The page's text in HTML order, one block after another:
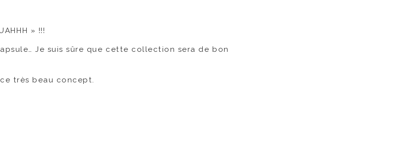
» !!!
Je suis sûre que cette collection sera de bon
très beau concept.